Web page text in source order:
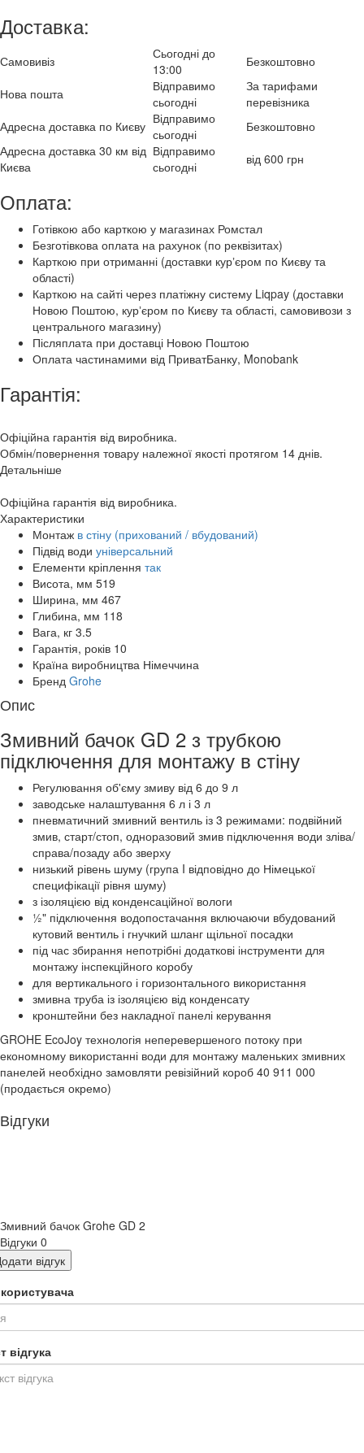
Доставка:
Самовивіз
Сьогодні до
13:00
Безкоштовно
Нова пошта
Відправимо
сьогодні
За тарифами
перевізника
Адресна доставка по Києву Відправимо
сьогодні
Безкоштовно
Адресна доставка 30 км від
Києва
Відправимо
сьогодні
від 600 грн
Оплата:
Готівкою або карткою у магазинах Ромстал
Безготівкова оплата на рахунок (по реквізитах)
Карткою при отриманні (доставки курʼєром по Києву та
області)
Карткою на сайті через платіжну систему Liqpay (доставки
Новою Поштою, курʼєром по Києву та області, самовивози з
центрального магазину)
Післяплата при доставці Новою Поштою
Оплата частинамими від ПриватБанку, Monobank
Гарантія:
Офіційна гарантія від виробника.
Обмін/повернення товару належної якості протягом 14 днів.
Детальніше
Офіційна гарантія від виробника.
Характеристики
Монтаж в стіну (прихований / вбудований)
Підвід води універсальний
Елементи кріплення так
Висота, мм 519
Ширина, мм 467
Глибина, мм 118
Вага, кг 3.5
Гарантія, років 10
Країна виробництва Німеччина
Бренд Grohe
Опис
Змивний бачок GD 2 з трубкою
підключення для монтажу в стіну
Регулювання об'єму змиву від 6 до 9 л
заводське налаштування 6 л і 3 л
пневматичний змивний вентиль із 3 режимами: подвійний
змив, старт/стоп, одноразовий змив підключення води зліва/
справа/позаду або зверху
низький рівень шуму (група I відповідно до Німецької
специфікації рівня шуму)
з ізоляцією від конденсаційної вологи
½" підключення водопостачання включаючи вбудований
кутовий вентиль і гнучкий шланг щільної посадки
під час збирання непотрібні додаткові інструменти для
монтажу інспекційного коробу
для вертикального і горизонтального використання
змивна труба із ізоляцією від конденсату
кронштейни без накладної панелі керування
GROHE EcoJoy технологія неперевершеного потоку при
економному використанні води для монтажу маленьких змивних
панелей необхідно замовляти ревізійний короб 40 911 000
(продається окремо)
Відгуки
Змивний бачок Grohe GD 2
Відгуки 0
відгук
відгука